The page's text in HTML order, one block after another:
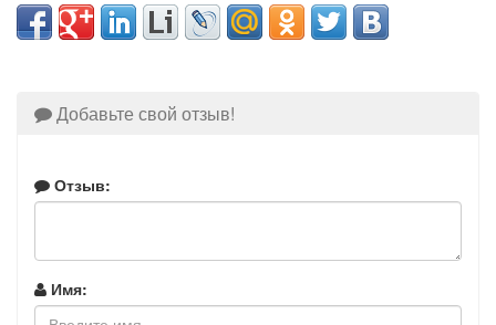
Добавьте свой отзыв!
Отзыв:
Имя: